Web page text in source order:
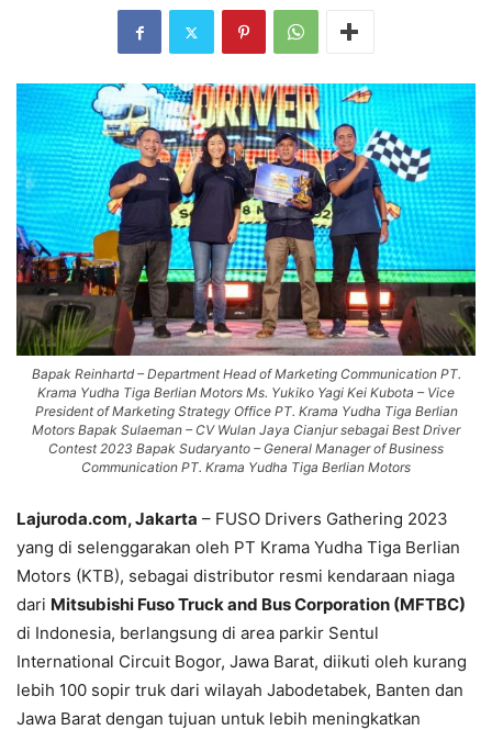
Bapak Reinhartd – Department Head of Marketing Communication PT.
Krama Yudha Tiga Berlian Motors Ms. Yukiko Yagi Kei Kubota – Vice
President of Marketing Strategy Office PT. Krama Yudha Tiga Berlian
Motors Bapak Sulaeman – CV Wulan Jaya Cianjur sebagai Best Driver
Contest 2023 Bapak Sudaryanto – General Manager of Business
Communication PT. Krama Yudha Tiga Berlian Motors
Lajuroda.com, Jakarta – FUSO Drivers Gathering 2023
yang di selenggarakan oleh PT Krama Yudha Tiga Berlian
Motors (KTB), sebagai distributor resmi kendaraan niaga
dari Mitsubishi Fuso Truck and Bus Corporation (MFTBC)
di Indonesia, berlangsung di area parkir Sentul
International Circuit Bogor, Jawa Barat, diikuti oleh kurang
lebih 100 sopir truk dari wilayah Jabodetabek, Banten dan
Jawa Barat dengan tujuan untuk lebih meningkatkan